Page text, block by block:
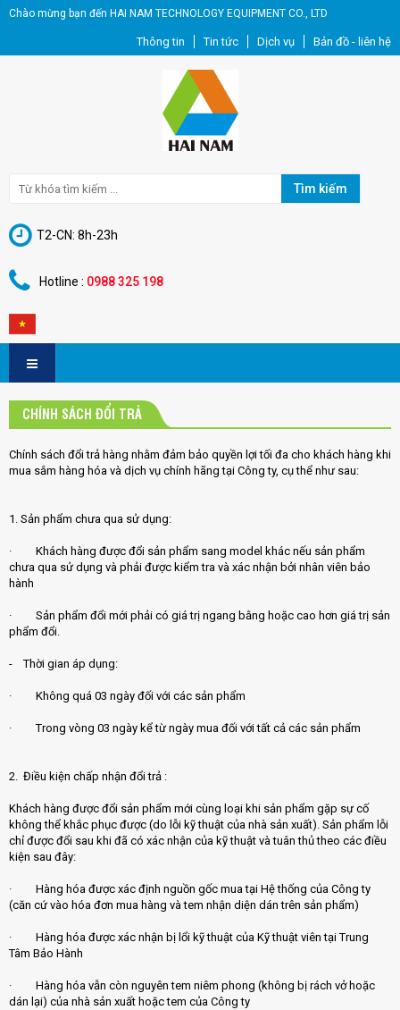
Chào mừng bạn đến HAI NAM TECHNOLOGY EQUIPMENT CO., LTD
Thông tin Tin tức Dịch vụ Bản đồ - liên hệ
Tìm kiếm
T2-CN: 8h-23h
Hotline : 0988 325 198
CHÍNH SÁCH ĐỔI TRẢ
Chính sách đổi trả hàng nhằm đảm bảo quyền lợi tối đa cho khách hàng khi
mua sắm hàng hóa và dịch vụ chính hãng tại Công ty, cụ thể như sau:
1. Sản phẩm chưa qua sử dụng:
· Khách hàng được đổi sản phẩm sang model khác nếu sản phẩm
chưa qua sử dụng và phải được kiểm tra và xác nhận bởi nhân viên bảo
hành
· Sản phẩm đổi mới phải có giá trị ngang bằng hoặc cao hơn giá trị sản
phẩm đổi.
- Thời gian áp dụng:
· Không quá 03 ngày đối với các sản phẩm
· Trong vòng 03 ngày kể từ ngày mua đối với tất cả các sản phẩm
2. Điều kiện chấp nhận đổi trả :
Khách hàng được đổi sản phẩm mới cùng loại khi sản phẩm gặp sự cố
không thể khắc phục được (do lỗi kỹ thuật của nhà sản xuất). Sản phẩm lỗi
chỉ được đổi sau khi đã có xác nhận của kỹ thuật và tuân thủ theo các điều
kiện sau đây:
· Hàng hóa được xác định nguồn gốc mua tại Hệ thống của Công ty
(căn cứ vào hóa đơn mua hàng và tem nhận diện dán trên sản phẩm)
· Hàng hóa được xác nhận bị lổi kỹ thuật của Kỹ thuật viên tại Trung
Tâm Bảo Hành
· Hàng hóa vẫn còn nguyên tem niêm phong (không bị rách vở hoặc
dán lại) của nhà sản xuất hoặc tem của Công ty